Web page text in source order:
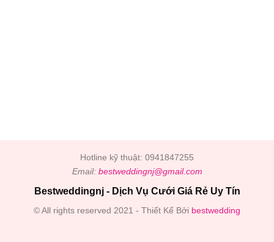
Hotline kỹ thuật: 0941847255
Email: bestweddingnj@gmail.com
Bestweddingnj - Dịch Vụ Cưới Giá Rẻ Uy Tín
© All rights reserved 2021 - Thiết Kế Bởi bestwedding